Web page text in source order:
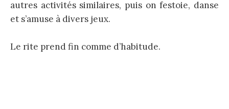
autres activités similaires, puis on festoie, danse
et s’amuse à divers jeux.
Le rite prend fin comme d’habitude.